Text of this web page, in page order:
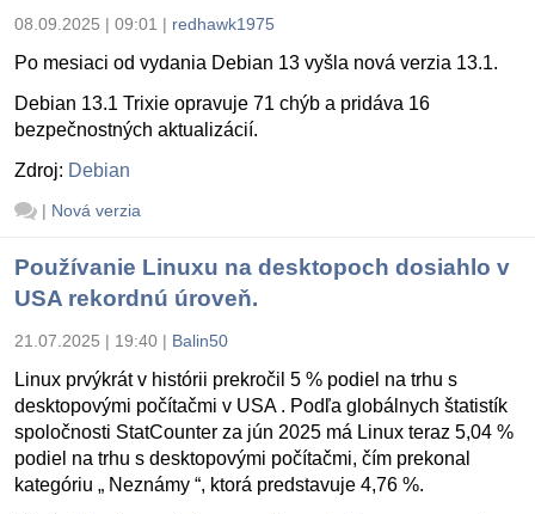
08.09.2025 | 09:01 | redhawk1975
Po mesiaci od vydania Debian 13 vyšla nová verzia 13.1.
Debian 13.1 Trixie opravuje 71 chýb a pridáva 16
bezpečnostných aktualizácií.
Zdroj: Debian
| Nová verzia
Používanie Linuxu na desktopoch dosiahlo v
USA rekordnú úroveň.
21.07.2025 | 19:40 | Balin50
Linux prvýkrát v histórii prekročil 5 % podiel na trhu s
desktopovými počítačmi v USA . Podľa globálnych štatistík
spoločnosti StatCounter za jún 2025 má Linux teraz 5,04 %
podiel na trhu s desktopovými počítačmi, čím prekonal
kategóriu „ Neznámy “, ktorá predstavuje 4,76 %.